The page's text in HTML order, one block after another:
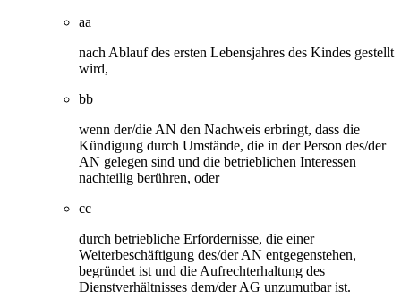
aa
nach Ablauf des ersten Lebensjahres des Kindes gestellt
wird,
bb
wenn der/die AN den Nachweis erbringt, dass die
Kündigung durch Umstände, die in der Person des/der
AN gelegen sind und die betrieblichen Interessen
nachteilig berühren, oder
cc
durch betriebliche Erfordernisse, die einer
Weiterbeschäftigung des/der AN entgegenstehen,
begründet ist und die Aufrechterhaltung des
Dienstverhältnisses dem/der AG unzumutbar ist.